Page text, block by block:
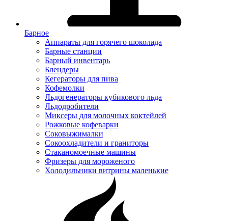
Барное
Аппараты для горячего шоколада
Барные станции
Барный инвентарь
Блендеры
Кегераторы для пива
Кофемолки
Льдогенераторы кубикового льда
Льдодробители
Миксеры для молочных коктейлей
Рожковые кофеварки
Соковыжималки
Сокоохладители и граниторы
Стаканомоечные машины
Фризеры для мороженого
Холодильники витрины маленькие